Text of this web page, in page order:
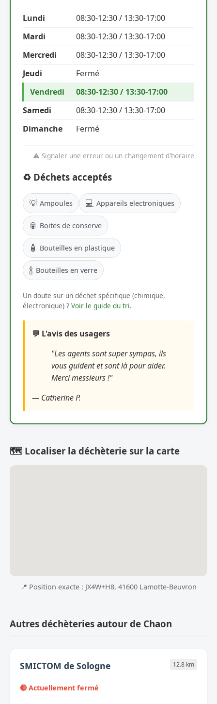
Lundi
08:30-12:30 / 13:30-17:00
Mardi
08:30-12:30 / 13:30-17:00
Mercredi
08:30-12:30 / 13:30-17:00
Jeudi
Fermé
Vendredi
08:30-12:30 / 13:30-17:00
Samedi
08:30-12:30 / 13:30-17:00
Dimanche
Fermé
⚠️ Signaler une erreur ou un changement d'horaire
♻️ Déchets acceptés
💡 Ampoules 💻 Appareils electroniques
🥫 Boites de conserve
🧴 Bouteilles en plastique
🍾 Bouteilles en verre
Un doute sur un déchet spécifique (chimique,
électronique) ? Voir le guide du tri.
💬 L'avis des usagers
"Les agents sont super sympas, ils
vous guident et sont là pour aider.
Merci messieurs !"
— Catherine P.
🗺️ Localiser la déchèterie sur la carte
📍 Position exacte : JX4W+H8, 41600 Lamotte-Beuvron
Autres déchèteries autour de Chaon
SMICTOM de Sologne 12.8 km
🔴 Actuellement fermé